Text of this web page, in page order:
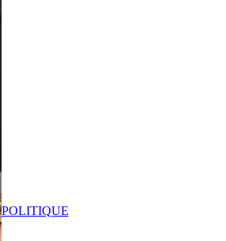
POLITIQUE